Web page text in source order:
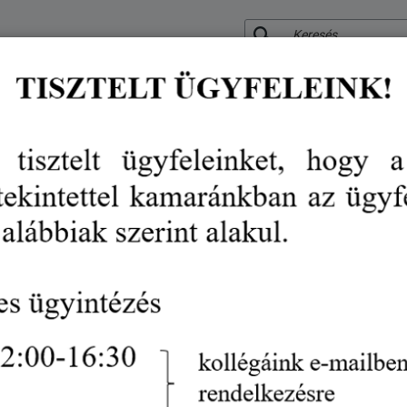
KERESÉS
RÓLUNK KÖZÉRDEKŰ ADATOK SZOLGÁLTATÁSOK
Tájékoztatás a minősített
Gazdaságfejlesztés SZSZBVKIK
Jogszabályok
AzAVDH(Azonosításra Visszavezetett
31-én véglegesen
kivezetésre került.